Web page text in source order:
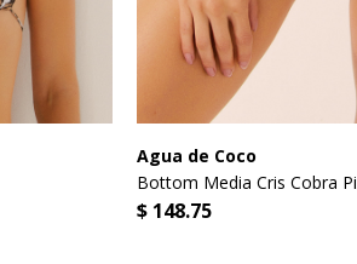
Agua de Coco
Bottom Media Cris Cobra
$ 148.75